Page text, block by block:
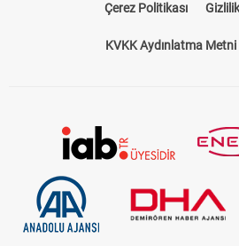
Çerez Politikası
KVKK Aydınlatma